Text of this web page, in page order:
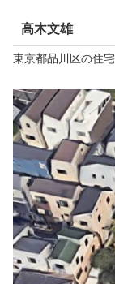
高木文雄
東京都品川区の住